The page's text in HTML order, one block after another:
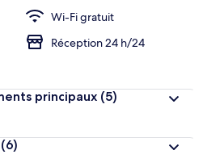
Wi-Fi gratuit
Réception 24 h/24
principaux (5)
(6)